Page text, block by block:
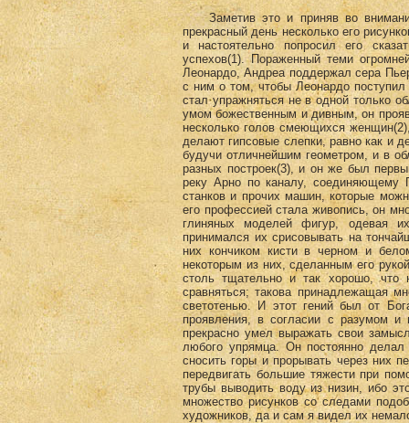
Заметив это и приняв во внимание
прекрасный день несколько его
и настоятельно попросил его
успехов(1). Пораженный теми
Леонардо, Андреа поддержал сера
с ним о том, чтобы Леонардо
стал упражняться не в одной только
умом божественным и дивным, он
несколько голов смеющихся женщин(2)
делают гипсовые слепки, равно как и
будучи отличнейшим геометром, и в
разных построек(3), и он же был
реку Арно по каналу, соединяющему
станков и прочих машин, которые
его профессией стала живопись, он
глиняных моделей фигур, одевая
принимался их срисовывать на
них кончиком кисти в черном и
некоторым из них, сделанным его
столь тщательно и так хорошо, что
сравняться; такова принадлежащая
светотенью. И этот гений был от
проявления, в согласии с разумом
прекрасно умел выражать свои
любого упрямца. Он постоянно
сносить горы и прорывать через них
передвигать большие тяжести при
трубы выводить воду из низин, ибо
множество рисунков со следами
художников, да и сам я видел их